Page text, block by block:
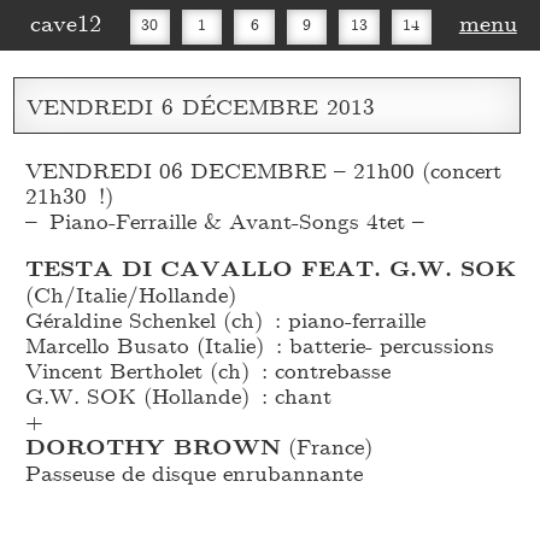
cave12 30 1 6 9 13 14
16 20 27 30
menu
VENDREDI 6 DÉCEMBRE 2013
VENDREDI 06 DECEMBRE – 21h00 (concert
21h30 !)
– Piano-Ferraille & Avant-Songs 4tet –
TESTA DI CAVALLO FEAT. G.W. SOK
(Ch/Italie/Hollande)
Géraldine Schenkel (ch) : piano-ferraille
Marcello Busato (Italie) : batterie- percussions
Vincent Bertholet (ch) : contrebasse
G.W. SOK (Hollande) : chant
+
DOROTHY BROWN (France)
Passeuse de disque enrubannante